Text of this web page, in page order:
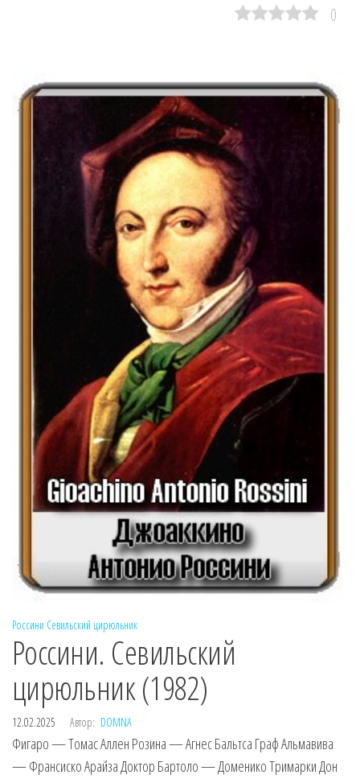
0
Россини Севильский цирюльник
Россини. Севильский
цирюльник (1982)
12.02.2025 Автор: DOMNA
Фигаро — Томас Аллен Розина — Агнес Бальтса Граф Альмавива
— Франсиско Арайза Доктор Бартоло — Доменико Тримарки Дон